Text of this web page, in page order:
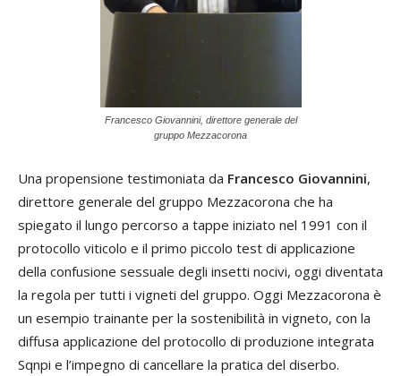
Francesco Giovannini, direttore generale del
gruppo Mezzacorona
Una propensione testimoniata da Francesco Giovannini,
direttore generale del gruppo Mezzacorona che ha
spiegato il lungo percorso a tappe iniziato nel 1991 con il
protocollo viticolo e il primo piccolo test di applicazione
della confusione sessuale degli insetti nocivi, oggi diventata
la regola per tutti i vigneti del gruppo. Oggi Mezzacorona è
un esempio trainante per la sostenibilità in vigneto, con la
diffusa applicazione del protocollo di produzione integrata
Sqnpi e l’impegno di cancellare la pratica del diserbo.